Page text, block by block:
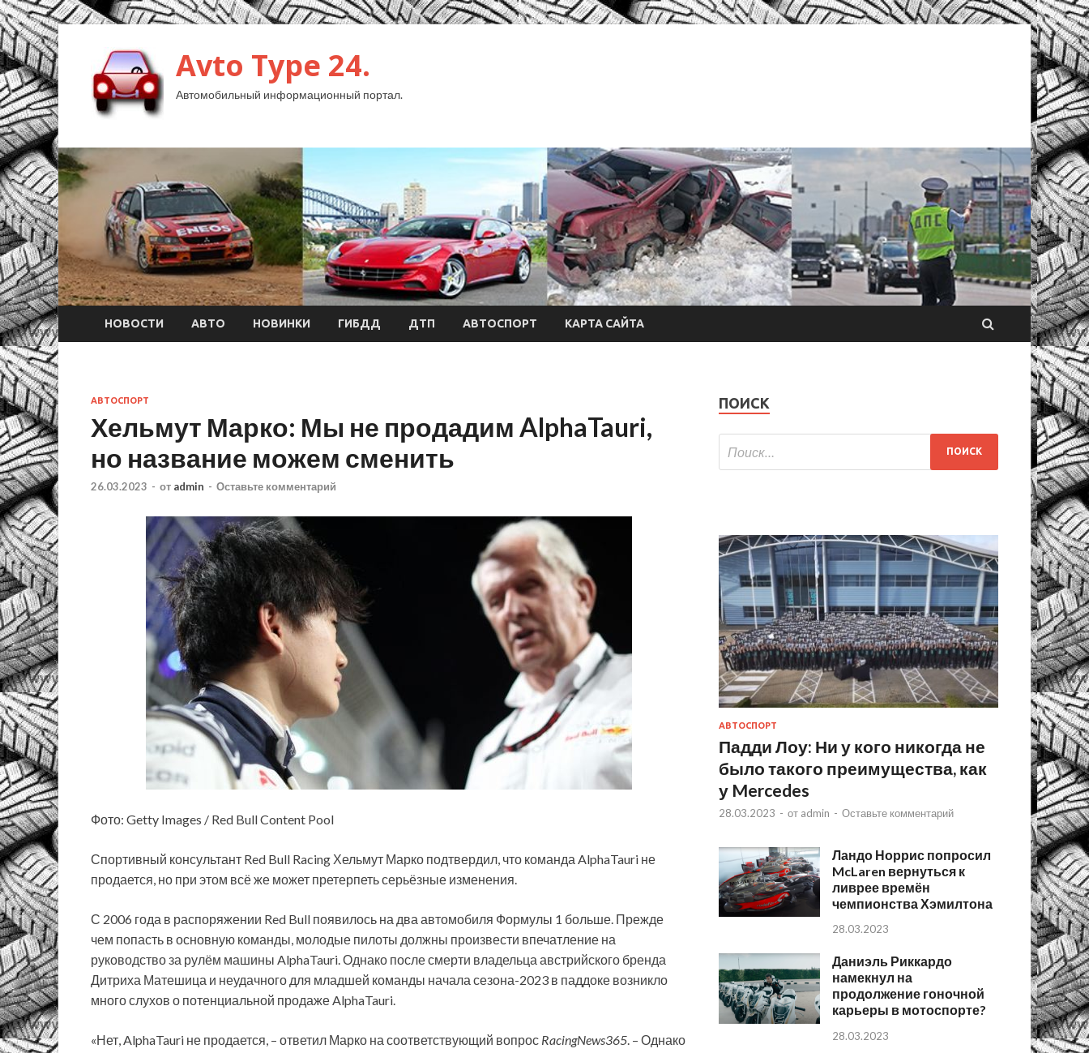
Avto Type 24.
Автомобильный информационный портал.
НОВОСТИ АВТО НОВИНКИ ГИБДД ДТП АВТОСПОРТ КАРТА САЙТА
АВТОСПОРТ
Хельмут Марко: Мы не продадим AlphaTauri,
но название можем сменить
26.03.2023 - от admin - Оставьте комментарий
Фото: Getty Images / Red Bull Content Pool
Спортивный консультант Red Bull Racing Хельмут Марко подтвердил, что команда AlphaTauri не
продается, но при этом всё же может претерпеть серьёзные изменения.
С 2006 года в распоряжении Red Bull появилось на два автомобиля Формулы 1 больше. Прежде
чем попасть в основную команды, молодые пилоты должны произвести впечатление на
руководство за рулём машины AlphaTauri. Однако после смерти владельца австрийского бренда
Дитриха Матешица и неудачного для младшей команды начала сезона-2023 в паддоке возникло
много слухов о потенциальной продаже AlphaTauri.
«Нет, AlphaTauri не продается, – ответил Марко на соответствующий вопрос RacingNews365. – Однако
ПОИСК
АВТОСПОРТ
Падди Лоу: Ни у кого никогда не
было такого преимущества, как
у Mercedes
28.03.2023 - от admin - Оставьте комментарий
Ландо Норрис попросил
McLaren вернуться к
ливрее времён
чемпионства Хэмилтона
28.03.2023
Даниэль Риккардо
намекнул на
продолжение гоночной
карьеры в мотоспорте?
28.03.2023